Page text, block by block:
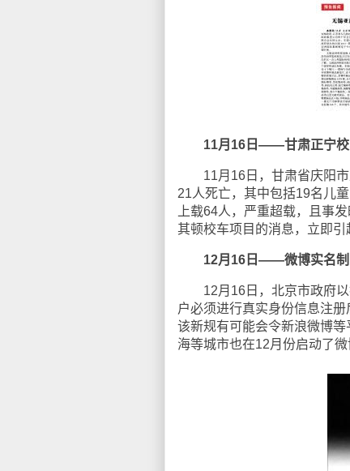
11月16日——甘肃正宁校
11月16日，甘肃省庆阳市
21人死亡，其中包括19名儿
上载64人，严重超载，且事
其顿校车项目的消息，立即引
12月16日——微博实名制
12月16日，北京市政府以
户必须进行真实身份信息注
该新规有可能会令新浪微博
海等城市也在12月份启动了微